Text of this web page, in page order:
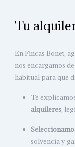
Tu
En Fincas Bonet,
nos encargamos
habitual para que
Te
alquileres;
solvencia y